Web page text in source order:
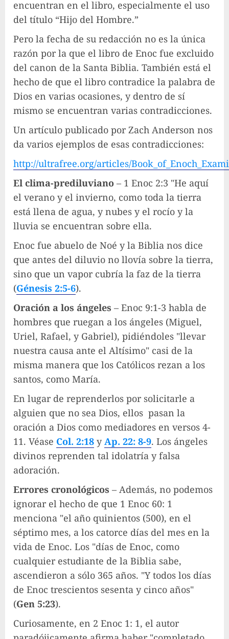
encuentran en el libro, especialmente el uso
del título “Hijo del Hombre.”
Pero la fecha de su redacción no es la única
razón por la que el libro de Enoc fue excluido
del canon de la Santa Biblia. También está el
hecho de que el libro contradice la palabra de
Dios en varias ocasiones, y dentro de sí
mismo se encuentran varias contradicciones.
Un artículo publicado por Zach Anderson nos
da varios ejemplos de esas contradicciones:
http://ultrafree.org/articles/
El clima-prediluviano – 1 Enoc 2:3 "He aquí
el verano y el invierno, como toda la tierra
está llena de agua, y nubes y el rocío y la
lluvia se encuentran sobre ella.
Enoc fue abuelo de Noé y la Biblia nos dice
que antes del diluvio no llovía sobre la tierra,
sino que un vapor cubría la faz de la tierra
(Génesis 2:5-6).
Oración a los ángeles – Enoc 9:1-3 habla de
hombres que ruegan a los ángeles (Miguel,
Uriel, Rafael, y Gabriel), pidiéndoles "llevar
nuestra causa ante el Altísimo" casi de la
misma manera que los Católicos rezan a los
santos, como María.
En lugar de reprenderlos por solicitarle a
alguien que no sea Dios, ellos pasan la
oración a Dios como mediadores en versos 4-
11. Véase Col. 2:18 y Ap. 22: 8-9. Los ángeles
divinos reprenden tal idolatría y falsa
adoración.
Errores cronológicos – Además, no podemos
ignorar el hecho de que 1 Enoc 60: 1
menciona "el año quinientos (500), en el
séptimo mes, a los catorce días del mes en la
vida de Enoc. Los "días de Enoc, como
cualquier estudiante de la Biblia sabe,
ascendieron a sólo 365 años. "Y todos los días
de Enoc trescientos sesenta y cinco años"
(Gen 5:23).
Curiosamente, en 2 Enoc 1: 1, el autor